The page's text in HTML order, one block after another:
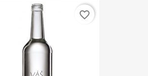
favorite_border